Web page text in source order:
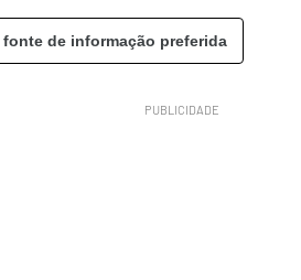
de informação preferida